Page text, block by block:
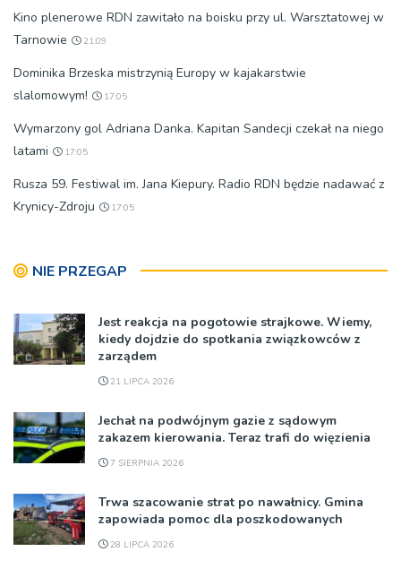
Kino plenerowe RDN zawitało na boisku przy ul. Warsztatowej w
Tarnowie
21:09
Dominika Brzeska mistrzynią Europy w kajakarstwie
slalomowym!
17:05
Wymarzony gol Adriana Danka. Kapitan Sandecji czekał na niego
latami
17:05
Rusza 59. Festiwal im. Jana Kiepury. Radio RDN będzie nadawać z
Krynicy-Zdroju
17:05
NIE PRZEGAP
Jest reakcja na pogotowie strajkowe. Wiemy,
kiedy dojdzie do spotkania związkowców z
zarządem
21 LIPCA 2026
Jechał na podwójnym gazie z sądowym
zakazem kierowania. Teraz trafi do więzienia
7 SIERPNIA 2026
Trwa szacowanie strat po nawałnicy. Gmina
zapowiada pomoc dla poszkodowanych
28 LIPCA 2026